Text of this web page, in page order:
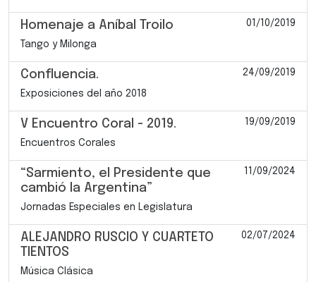
Homenaje a Aníbal Troilo 01/10/2019
Tango y Milonga
Confluencia. 24/09/2019
Exposiciones del año 2018
V Encuentro Coral - 2019. 19/09/2019
Encuentros Corales
“Sarmiento, el Presidente que
cambió la Argentina”
11/09/2024
Jornadas Especiales en Legislatura
ALEJANDRO RUSCIO Y CUARTETO
TIENTOS
02/07/2024
Música Clásica